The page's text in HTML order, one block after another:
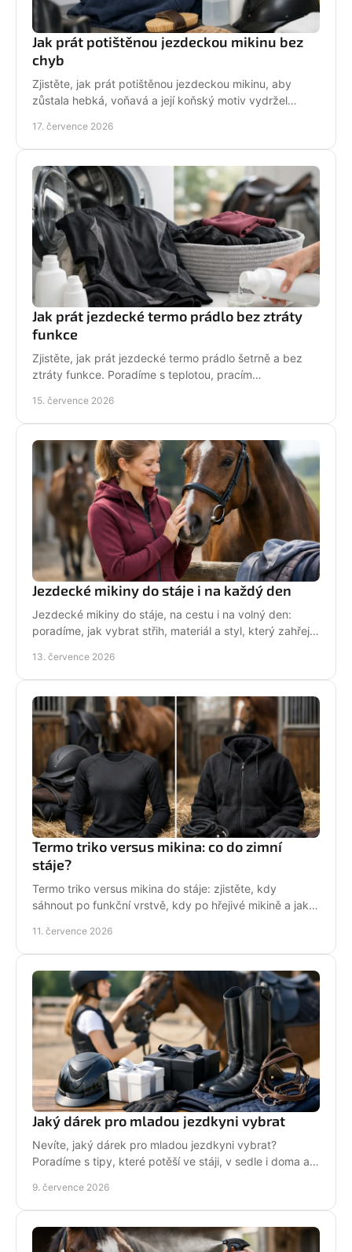
Jak prát potištěnou jezdeckou mikinu bez
chyb
Zjistěte, jak prát potištěnou jezdeckou mikinu, aby
zůstala hebká, voňavá a její koňský motiv vydržel
17. července 2026
Jak prát jezdecké termo prádlo bez ztráty
funkce
Zjistěte, jak prát jezdecké termo prádlo šetrně a bez
ztráty funkce. Poradíme s teplotou, pracím
den.
15. července 2026
Jezdecké mikiny do stáje i na každý den
Jezdecké mikiny do stáje, na cestu i na volný den:
poradíme, jak vybrat střih, materiál a styl, který zahřeje
13. července 2026
Termo triko versus mikina: co do zimní
stáje?
Termo triko versus mikina do stáje: zjistěte, kdy
sáhnout po funkční vrstvě, kdy po hřejivé mikině a jak
11. července 2026
Jaký dárek pro mladou jezdkyni vybrat
Nevíte, jaký dárek pro mladou jezdkyni vybrat?
Poradíme s tipy, které potěší ve stáji, v sedle i doma a
9. července 2026